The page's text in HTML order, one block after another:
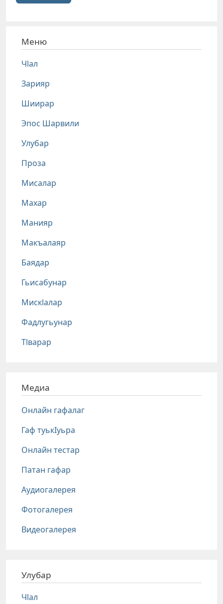
Меню
Чlал
Зарияр
Шиирар
Эпос Шарвили
Улубар
Проза
Мисалар
Махар
Манияр
Макъалаяр
Баядар
Гьисабунар
Мискlалар
Фадлугьунар
Тlварар
Медиа
Онлайн гафалаг
Гаф туькIуьра
Онлайн тестар
Патан гафар
Аудиогалерея
Фотогалерея
Видеогалерея
Улубар
Чlал